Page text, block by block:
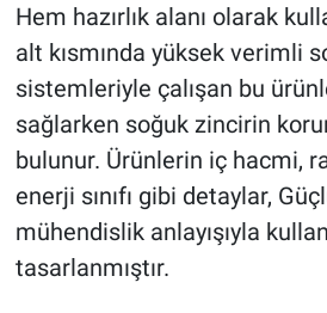
Hem hazırlık alanı olarak
alt kısmında yüksek verimli
sistemleriyle çalışan bu
sağlarken soğuk zincirin
bulunur. Ürünlerin iç hacmi,
enerji sınıfı gibi detaylar,
mühendislik anlayışıyla
tasarlanmıştır.